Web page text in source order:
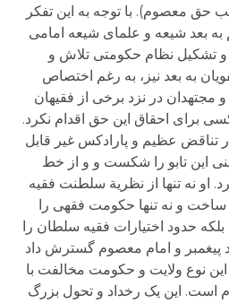
معصوم). با توجه به این تفکر
به بعد شیعه و علمای شیعه امامی
تشکیل نظام حکومتی تلاش و
به بعد نیز، به رغم اختصاص
مجتهدان در نزد برخی از فقیهان
برای احقاق این حق اقدام نکرد.
تناقض عظیم و پارادکس غیر قابل
این تابو را شکست و و از خط
او نه تنها از نظریة سلطنت فقیه
و نه تنها حکومت فقهی را
حدود اختیارات فقیه سلطان را
پیغمبر و امام معصوم گسترش داد
نوع ولایت و حکومت مخالفت با
است. این یک رخداد و تحول بزرگ